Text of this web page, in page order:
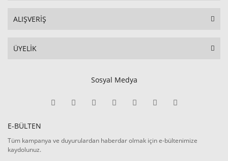
ALIŞVERİŞ
ÜYELİK
Sosyal Medya
E-BÜLTEN
Tüm kampanya ve duyurulardan haberdar olmak için e-bültenimize
kaydolunuz.